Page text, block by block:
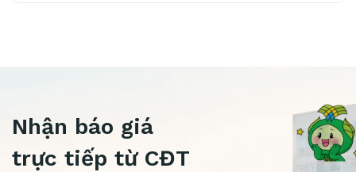
Nhận báo giá
trực tiếp từ CĐT